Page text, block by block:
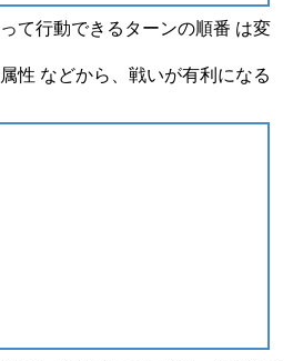
て行動できる ターンの順番 は変
性 などから、戦いが有利になる